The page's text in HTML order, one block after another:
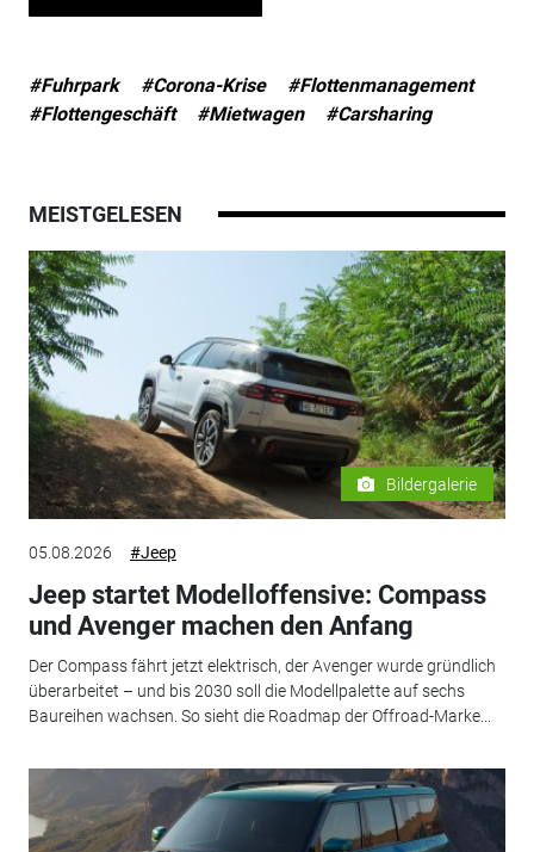
#Fuhrpark #Corona-Krise
#Flottenmanagement
#Flottengeschäft
#Mietwagen #Carsharing
MEISTGELESEN
Bildergalerie
05.08.2026 #Jeep
Jeep startet Modelloffensive: Compass
und Avenger machen den Anfang
Der Compass fährt jetzt elektrisch, der Avenger wurde gründlich
überarbeitet – und bis 2030 soll die Modellpalette auf sechs
Baureihen wachsen. So sieht die Roadmap der Offroad-Marke...